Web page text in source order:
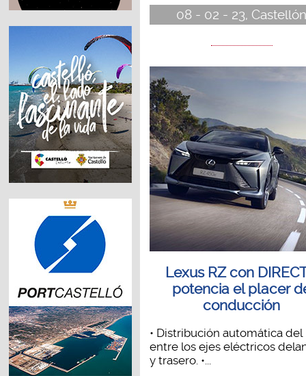
08 - 02 - 23,
Lexus RZ con
potencia el placer
conducción
• Distribución automática del
entre los ejes eléctricos
y trasero. •...